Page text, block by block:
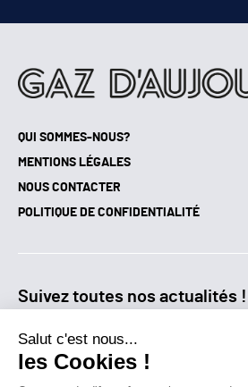
QUI SOMMES-NOUS?
MENTIONS LÉGALES
NOUS CONTACTER
Suivez toutes nos actualités !
NEWSLETTER